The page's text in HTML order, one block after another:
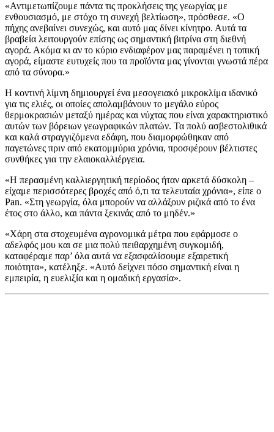
«Αντιμετωπίζουμε πάντα τις προκλήσεις της γεωργίας με
ενθουσιασμό, με στόχο τη συνεχή βελτίωση», πρόσθεσε. «Ο
πήχης ανεβαίνει συνεχώς, και αυτό μας δίνει κίνητρο. Αυτά τα
βραβεία λειτουργούν επίσης ως σημαντική βιτρίνα στη διεθνή
αγορά. Ακόμα κι αν το κύριο ενδιαφέρον μας παραμένει η τοπική
αγορά, είμαστε ευτυχείς που τα προϊόντα μας γίνονται γνωστά πέρα
από τα σύνορα.»
Η κοντινή λίμνη δημιουργεί ένα μεσογειακό μικροκλίμα ιδανικό
για τις ελιές, οι οποίες απολαμβάνουν το μεγάλο εύρος
θερμοκρασιών μεταξύ ημέρας και νύχτας που είναι χαρακτηριστικό
αυτών των βόρειων γεωγραφικών πλατών. Τα πολύ ασβεστολιθικά
και καλά στραγγιζόμενα εδάφη, που διαμορφώθηκαν από
παγετώνες πριν από εκατομμύρια χρόνια, προσφέρουν βέλτιστες
συνθήκες για την ελαιοκαλλιέργεια.
«Η περασμένη καλλιεργητική περίοδος ήταν αρκετά δύσκολη –
είχαμε περισσότερες βροχές από ό,τι τα τελευταία χρόνια», είπε ο
Pan. «Στη γεωργία, όλα μπορούν να αλλάξουν ριζικά από το ένα
έτος στο άλλο, και πάντα ξεκινάς από το μηδέν.»
«Χάρη στα στοχευμένα αγρονομικά μέτρα που εφάρμοσε ο
αδελφός μου και σε μια πολύ πειθαρχημένη συγκομιδή,
καταφέραμε παρ’ όλα αυτά να εξασφαλίσουμε εξαιρετική
ποιότητα», κατέληξε. «Αυτό δείχνει πόσο σημαντική είναι η
εμπειρία, η ευελιξία και η ομαδική εργασία».